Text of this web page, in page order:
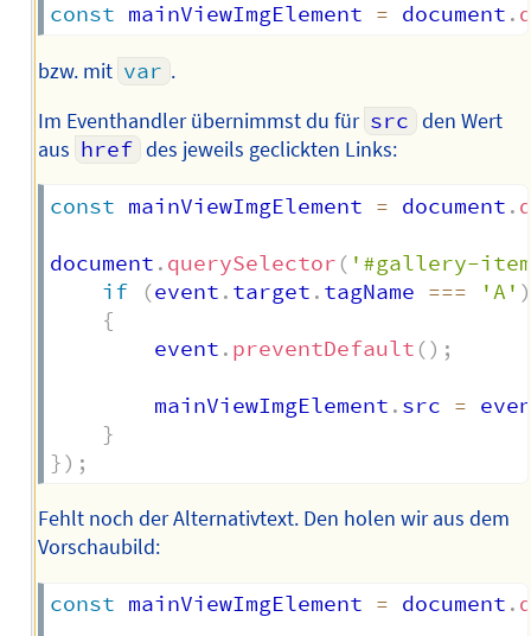
const mainViewImgElement = document .
bzw. mit var .
Im Eventhandler übernimmst du für src den Wert
aus href des jeweils geclickten Links:
const mainViewImgElement = document .
document . querySelector ( '#gallery-
if
(event . target . tagName === 'A' )
{
		event
. preventDefault () ;
		mainViewImgElement
. src =
}
}) ;
Fehlt noch der Alternativtext. Den holen wir aus dem
Vorschaubild:
const mainViewImgElement = document .